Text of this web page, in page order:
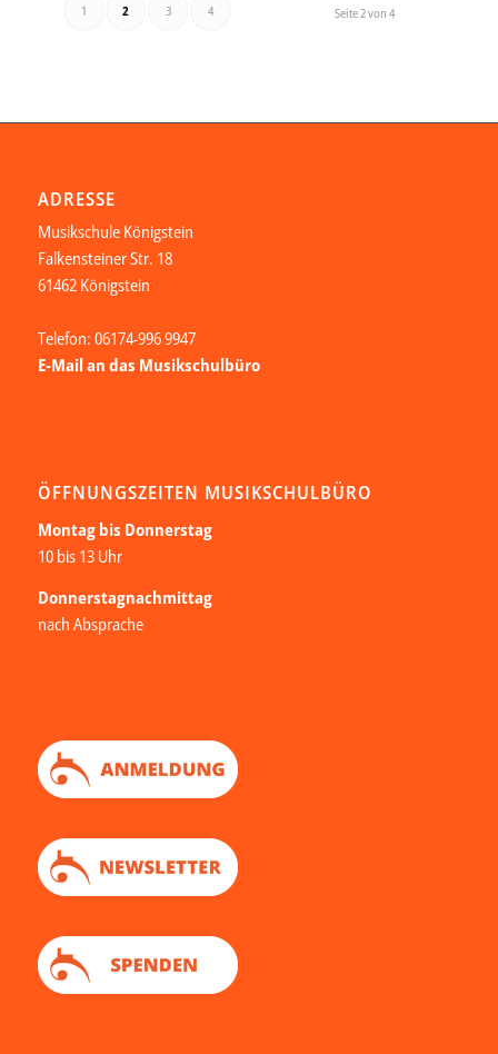
Seite 2 von 4
1 2 3 4
ADRESSE
Musikschule Königstein
Falkensteiner Str. 18
61462 Königstein
Telefon: 06174-996 9947
E-Mail an das Musikschulbüro
ÖFFNUNGSZEITEN MUSIKSCHULBÜRO
Montag bis Donnerstag
10 bis 13 Uhr
Donnerstagnachmittag
nach Absprache